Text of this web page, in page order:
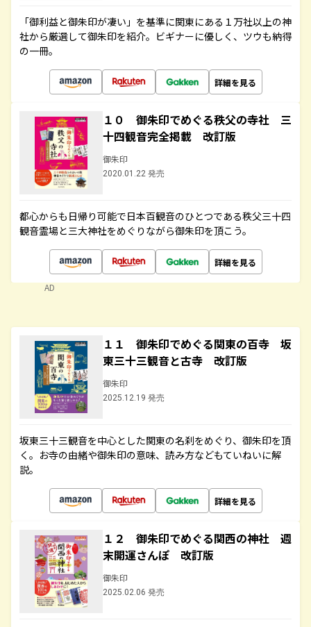
「御利益と御朱印が凄い」を基準に関東にある１万社以上の神
社から厳選して御朱印を紹介。ビギナーに優しく、ツウも納得
の一冊。
詳細を見る
１０ 御朱印でめぐる秩父の寺社 三
十四観音完全掲載 改訂版
御朱印
2020.01.22 発売
都心からも日帰り可能で日本百観音のひとつである秩父三十四
観音霊場と三大神社をめぐりながら御朱印を頂こう。
詳細を見る
AD
１１ 御朱印でめぐる関東の百寺 坂
東三十三観音と古寺 改訂版
御朱印
2025.12.19 発売
坂東三十三観音を中心とした関東の名刹をめぐり、御朱印を頂
く。お寺の由緒や御朱印の意味、読み方などもていねいに解
説。
詳細を見る
１２ 御朱印でめぐる関西の神社 週
末開運さんぽ 改訂版
御朱印
2025.02.06 発売